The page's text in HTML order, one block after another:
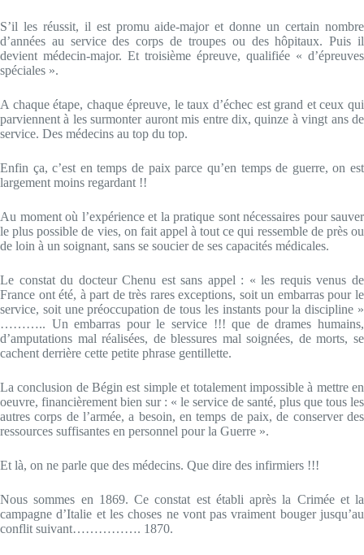
S’il les réussit, il est promu aide-major et donne un certain nombre
d’années au service des corps de troupes ou des hôpitaux. Puis il
devient médecin-major. Et troisième épreuve, qualifiée « d’épreuves
spéciales ».
A chaque étape, chaque épreuve, le taux d’échec est grand et ceux qui
parviennent à les surmonter auront mis entre dix, quinze à vingt ans de
service. Des médecins au top du top.
Enfin ça, c’est en temps de paix parce qu’en temps de guerre, on est
largement moins regardant !!
Au moment où l’expérience et la pratique sont nécessaires pour sauver
le plus possible de vies, on fait appel à tout ce qui ressemble de près ou
de loin à un soignant, sans se soucier de ses capacités médicales.
Le constat du docteur Chenu est sans appel : « les requis venus de
France ont été, à part de très rares exceptions, soit un embarras pour le
service, soit une préoccupation de tous les instants pour la discipline »
……….. Un embarras pour le service !!! que de drames humains,
d’amputations mal réalisées, de blessures mal soignées, de morts, se
cachent derrière cette petite phrase gentillette.
La conclusion de Bégin est simple et totalement impossible à mettre en
oeuvre, financièrement bien sur : « le service de santé, plus que tous les
autres corps de l’armée, a besoin, en temps de paix, de conserver des
ressources suffisantes en personnel pour la Guerre ».
Et là, on ne parle que des médecins. Que dire des infirmiers !!!
Nous sommes en 1869. Ce constat est établi après la Crimée et la
campagne d’Italie et les choses ne vont pas vraiment bouger jusqu’au
conflit suivant……………. 1870.